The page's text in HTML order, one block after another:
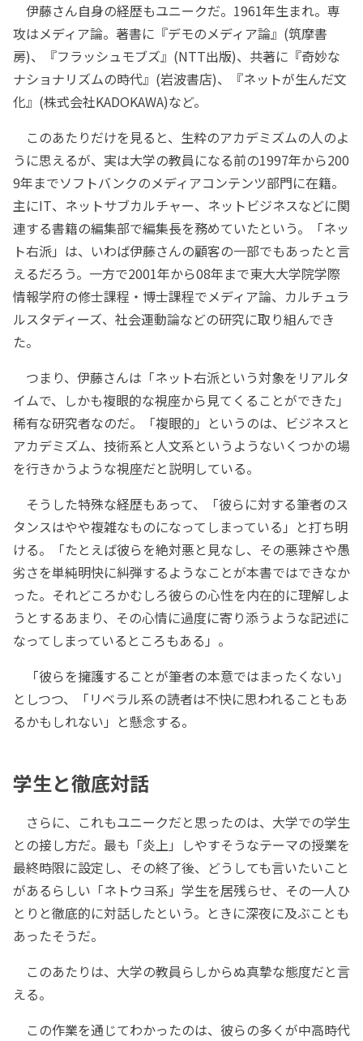
伊藤さん自身の経歴もユニークだ。1961年生まれ。専
攻はメディア論。著書に『デモのメディア論』(筑摩書
房)、『フラッシュモブズ』(NTT出版)、共著に『奇妙な
ナショナリズムの時代』(岩波書店)、『ネットが生んだ文
化』(株式会社KADOKAWA)など。
このあたりだけを見ると、生粋のアカデミズムの人のよ
うに思えるが、実は大学の教員になる前の1997年から200
9年までソフトバンクのメディアコンテンツ部門に在籍。
主にIT、ネットサブカルチャー、ネットビジネスなどに関
連する書籍の編集部で編集長を務めていたという。「ネッ
ト右派」は、いわば伊藤さんの顧客の一部でもあったと言
えるだろう。一方で2001年から08年まで東大大学院学際
情報学府の修士課程・博士課程でメディア論、カルチュラ
ルスタディーズ、社会運動論などの研究に取り組んでき
た。
つまり、伊藤さんは「ネット右派という対象をリアルタ
イムで、しかも複眼的な視座から見てくることができた」
稀有な研究者なのだ。「複眼的」というのは、ビジネスと
アカデミズム、技術系と人文系というようないくつかの場
を行きかうような視座だと説明している。
そうした特殊な経歴もあって、「彼らに対する筆者のス
タンスはやや複雑なものになってしまっている」と打ち明
ける。「たとえば彼らを絶対悪と見なし、その悪辣さや愚
劣さを単純明快に糾弾するようなことが本書ではできなか
った。それどころかむしろ彼らの心性を内在的に理解しよ
うとするあまり、その心情に過度に寄り添うような記述に
なってしまっているところもある」。
「彼らを擁護することが筆者の本意ではまったくない」
としつつ、「リベラル系の読者は不快に思われることもあ
るかもしれない」と懸念する。
学生と徹底対話
さらに、これもユニークだと思ったのは、大学での学生
との接し方だ。最も「炎上」しやすそうなテーマの授業を
最終時限に設定し、その終了後、どうしても言いたいこと
があるらしい「ネトウヨ系」学生を居残らせ、その一人ひ
とりと徹底的に対話したという。ときに深夜に及ぶことも
あったそうだ。
このあたりは、大学の教員らしからぬ真摯な態度だと言
える。
この作業を通じてわかったのは、彼らの多くが中高時代